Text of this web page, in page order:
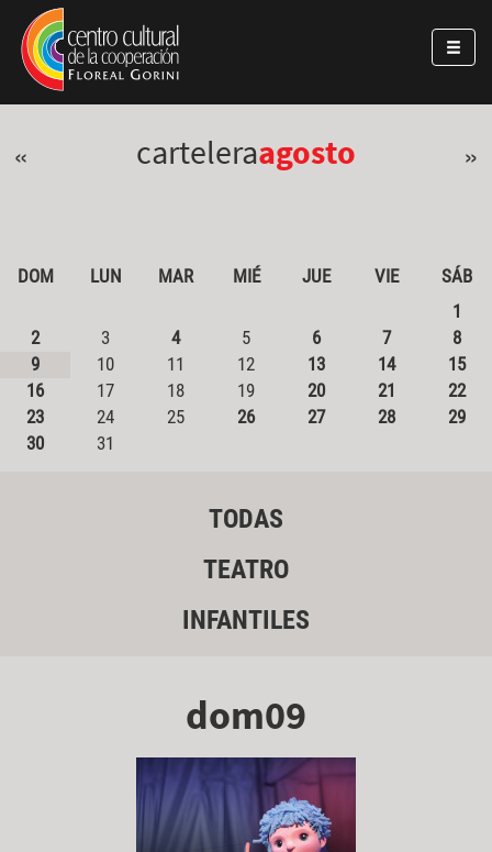
Pasar al contenido principal
Jump to main content
« carteleraagosto »
DOM LUN MAR MIÉ JUE VIE
SÁB
1
2
3 4 5 6 7
8
9
10 11 12 13 14
15
16
17 18 19 20 21
22
23
24 25 26 27 28
29
30
31
TODAS
TEATRO
INFANTILES
dom09